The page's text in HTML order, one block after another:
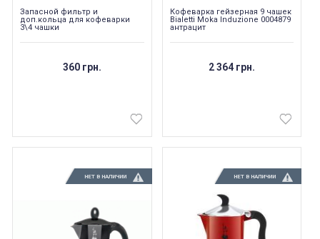
Запасной фильтр и
доп.кольца для кофеварки
3\4 чашки
360 грн.
Кофеварка гейзерная 9 чашек
Bialetti Moka Induzione 0004879
антрацит
2 364 грн.
НЕТ В НАЛИЧИИ НЕТ В НАЛИЧИИ